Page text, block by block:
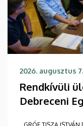
2026. augusztus 7.
Rendkívüli
Debreceni